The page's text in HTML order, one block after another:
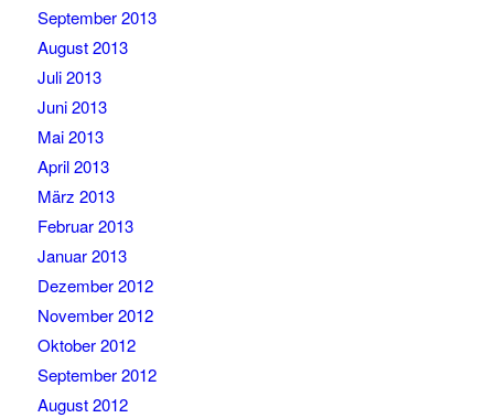
September 2013
August 2013
Juli 2013
Juni 2013
Mai 2013
April 2013
März 2013
Februar 2013
Januar 2013
Dezember 2012
November 2012
Oktober 2012
September 2012
August 2012